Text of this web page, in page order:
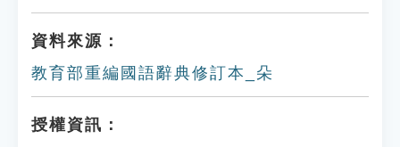
資料來源：
教育部重編國語辭典修訂本_朵
授權資訊：